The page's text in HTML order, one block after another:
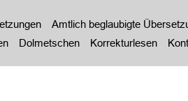
Amtlich beglaubigte
Dolmetschen Korrekturlesen